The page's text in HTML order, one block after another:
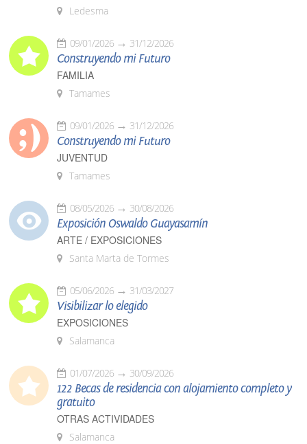
Ledesma
09/01/2026 31/12/2026
Construyendo mi Futuro
FAMILIA
Tamames
09/01/2026 31/12/2026
Construyendo mi Futuro
JUVENTUD
Tamames
08/05/2026 30/08/2026
Exposición Oswaldo Guayasamín
ARTE / EXPOSICIONES
Santa Marta de Tormes
05/06/2026 31/03/2027
Visibilizar lo elegido
EXPOSICIONES
Salamanca
01/07/2026 30/09/2026
122 Becas de residencia con alojamiento completo y
gratuito
OTRAS ACTIVIDADES
Salamanca